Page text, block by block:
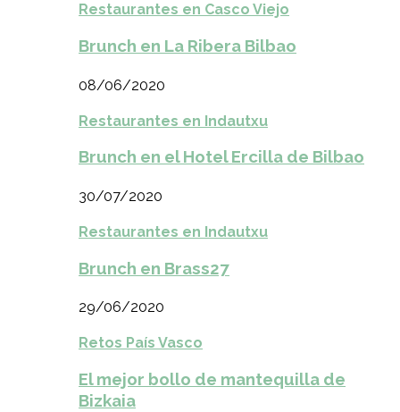
Restaurantes en Casco Viejo
Brunch en La Ribera Bilbao
08/06/2020
Restaurantes en Indautxu
Brunch en el Hotel Ercilla de Bilbao
30/07/2020
Restaurantes en Indautxu
Brunch en Brass27
29/06/2020
Retos País Vasco
El mejor bollo de mantequilla de
Bizkaia